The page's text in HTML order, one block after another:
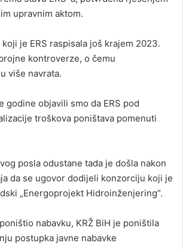
upravnim aktom.
je ERS raspisala još krajem 2023.
kontroverze, o čemu
više navrata.
godine objavili smo da ERS pod
troškova poništava pomenuti
posla odustane tada je došla nakon
da se ugovor dodijeli konzorciju koji je
„Energoprojekt Hidroinženjering“.
nabavku, KRŽ BiH je poništila
postupka javne nabavke